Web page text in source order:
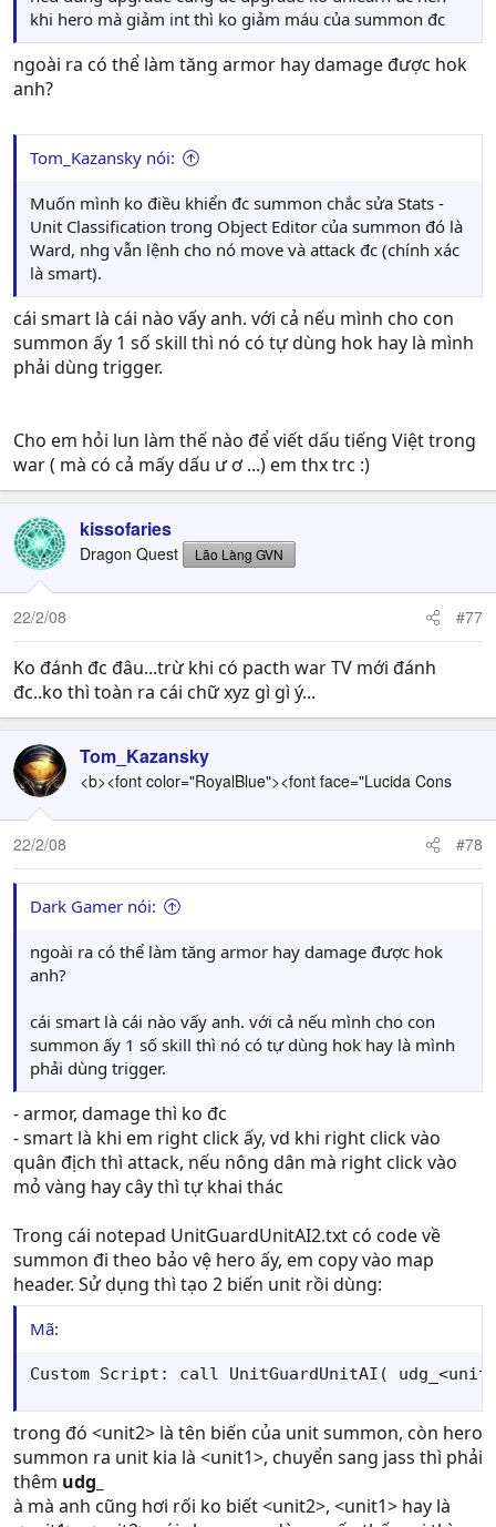
khi hero mà giảm int thì ko giảm máu của summon đc
ngoài ra có thể làm tăng armor hay damage được hok
anh?
Tom_Kazansky nói:
Muốn mình ko điều khiển đc summon chắc sửa Stats -
Unit Classification trong Object Editor của summon đó là
Ward, nhg vẫn lệnh cho nó move và attack đc (chính xác
là smart).
cái smart là cái nào vấy anh. với cả nếu mình cho con
summon ấy 1 số skill thì nó có tự dùng hok hay là mình
phải dùng trigger.
Cho em hỏi lun làm thế nào để viết dấu tiếng Việt trong
war ( mà có cả mấy dấu ư ơ ...) em thx trc :)
kissofaries
Dragon Quest Lão Làng GVN
22/2/08 #77
Ko đánh đc đâu...trừ khi có pacth war TV mới đánh
đc..ko thì toàn ra cái chữ xyz gì gì ý...
Tom_Kazansky
<b><font color="RoyalBlue"><font face="Lucida Cons
22/2/08 #78
Dark Gamer nói:
ngoài ra có thể làm tăng armor hay damage được hok
anh?
cái smart là cái nào vấy anh. với cả nếu mình cho con
summon ấy 1 số skill thì nó có tự dùng hok hay là mình
phải dùng trigger.
- armor, damage thì ko đc
- smart là khi em right click ấy, vd khi right click vào
quân địch thì attack, nếu nông dân mà right click vào
mỏ vàng hay cây thì tự khai thác
Trong cái notepad UnitGuardUnitAI2.txt có code về
summon đi theo bảo vệ hero ấy, em copy vào map
header. Sử dụng thì tạo 2 biến unit rồi dùng:
Mã:
Custom Script: call UnitGuardUnitAI(
trong đó <unit2> là tên biến của unit summon, còn hero
summon ra unit kia là <unit1>, chuyển sang jass thì phải
thêm udg_
à mà anh cũng hơi rối ko biết <unit2>, <unit1> hay là